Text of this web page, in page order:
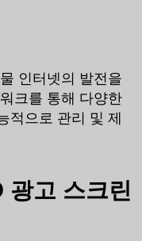
인터넷의 발전을
크를 통해 다양한
적으로 관리 및 제
광고 스크린